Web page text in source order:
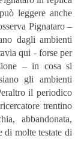
leggere anche
Pignataro –
dagli ambienti
qui - forse per
– in cosa si
gli ambienti
il periodico
trentino
abbandonata,
di molte testate di